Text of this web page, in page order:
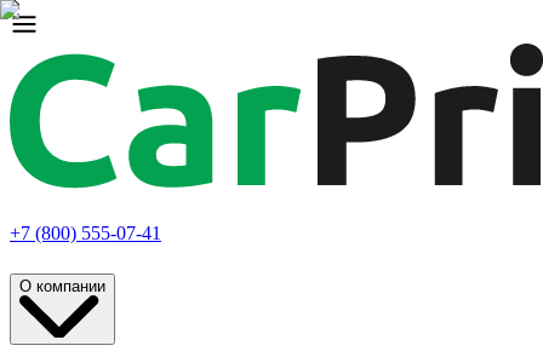
+7 (800) 555-07-41
О компании